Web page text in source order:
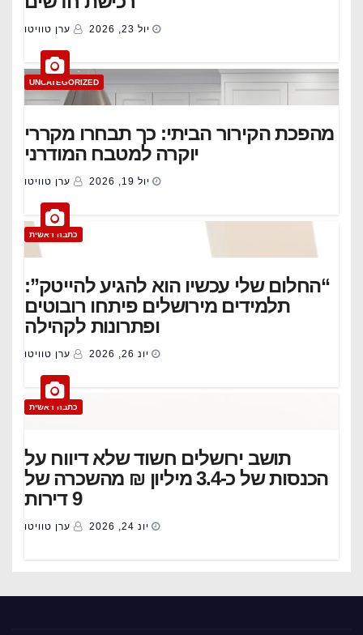
יול 23, 2026 ערן טוויטו
UNCATEGORIZED
מהפכת הקירור הביתי: כך תבחרו מקררי
יוקרה למטבח המודרני
יול 19, 2026 ערן טוויטו
כתבה ראשית
“החלום שלי עכשיו הוא להגיע להייטק”:
תלמידים מירושלים פיתחו רובוטים
ופתרונות לקהילה
יונ 26, 2026 ערן טוויטו
כתבה ראשית
תושב ירושלים חשוד שלא דיווח על
הכנסות של כ-3.4 מיליון ₪ מהשכרה של
9 דירות
יונ 24, 2026 ערן טוויטו